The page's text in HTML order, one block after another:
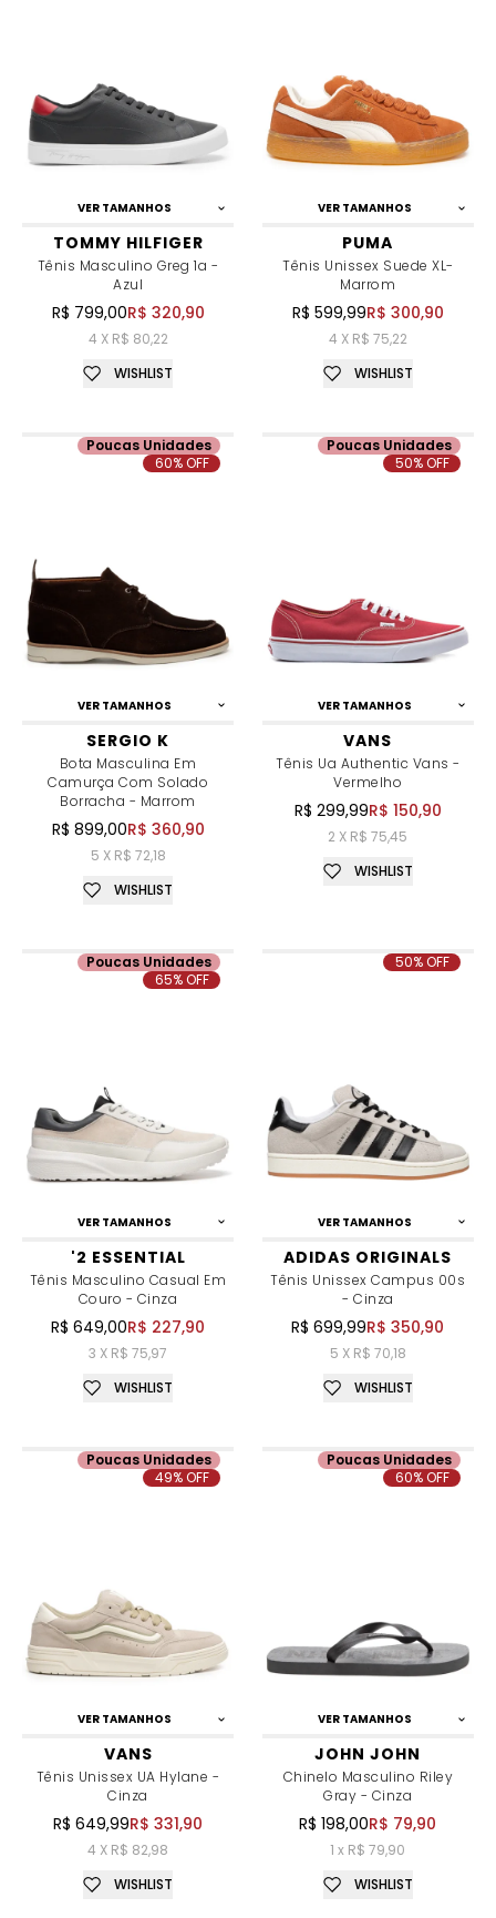
VER TAMANHOS
TOMMY HILFIGER
Tênis Masculino Greg 1a -
Azul
R$ 799,00R$ 320,90
4 X R$ 80,22
WISHLIST
VER TAMANHOS
PUMA
Tênis Unissex Suede XL-
Marrom
R$ 599,99R$ 300,90
4 X R$ 75,22
WISHLIST
VER TAMANHOS
SERGIO K
Bota Masculina Em
Camurça Com Solado
Borracha - Marrom
R$ 899,00R$ 360,90
5 X R$ 72,18
Poucas Unidades
60% OFF
WISHLIST
VER TAMANHOS
VANS
Tênis Ua Authentic Vans -
Vermelho
R$ 299,99R$ 150,90
2 X R$ 75,45
Poucas Unidades
50% OFF
WISHLIST
VER TAMANHOS
'2 ESSENTIAL
Tênis Masculino Casual Em
Couro - Cinza
R$ 649,00R$ 227,90
3 X R$ 75,97
Poucas Unidades
65% OFF
WISHLIST
VER TAMANHOS
ADIDAS ORIGINALS
Tênis Unissex Campus 00s
- Cinza
R$ 699,99R$ 350,90
5 X R$ 70,18
50% OFF
WISHLIST
VER TAMANHOS
VANS
Tênis Unissex UA Hylane -
Cinza
R$ 649,99R$ 331,90
4 X R$ 82,98
Poucas Unidades
49% OFF
WISHLIST
VER TAMANHOS
JOHN JOHN
Chinelo Masculino Riley
Gray - Cinza
R$ 198,00R$ 79,90
1 x R$ 79,90
Poucas Unidades
60% OFF
WISHLIST